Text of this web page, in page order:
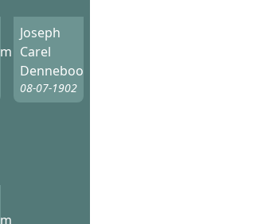
Joseph
Carel
Denneboom
08-07-1902